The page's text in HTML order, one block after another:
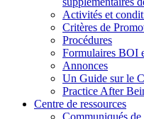
Activités et
Critères de
Procédures
Formulaires BOI
Annonces
Un Guide sur le
Practice After
Centre de ressources
Communiqués de